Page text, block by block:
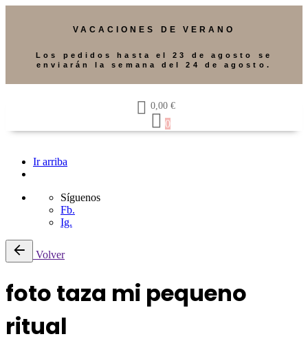
VACACIONES DE VERANO
Los pedidos hasta el 23 de agosto se
enviarán la semana del 24 de agosto.
0,00 €
0
Ir arriba
Síguenos
Fb.
Ig.
Volver
foto taza mi pequeno
ritual